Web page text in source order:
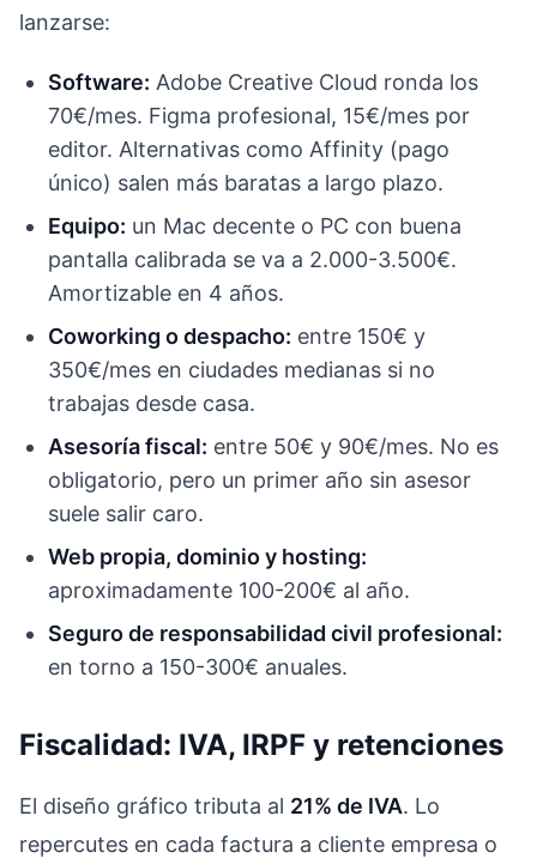
lanzarse:
Software: Adobe Creative Cloud ronda los
70€/mes. Figma profesional, 15€/mes por
editor. Alternativas como Affinity (pago
único) salen más baratas a largo plazo.
Equipo: un Mac decente o PC con buena
pantalla calibrada se va a 2.000-3.500€.
Amortizable en 4 años.
Coworking o despacho: entre 150€ y
350€/mes en ciudades medianas si no
trabajas desde casa.
Asesoría fiscal: entre 50€ y 90€/mes. No es
obligatorio, pero un primer año sin asesor
suele salir caro.
Web propia, dominio y hosting:
aproximadamente 100-200€ al año.
Seguro de responsabilidad civil profesional:
en torno a 150-300€ anuales.
Fiscalidad: IVA, IRPF y retenciones
El diseño gráfico tributa al 21% de IVA. Lo
repercutes en cada factura a cliente empresa o